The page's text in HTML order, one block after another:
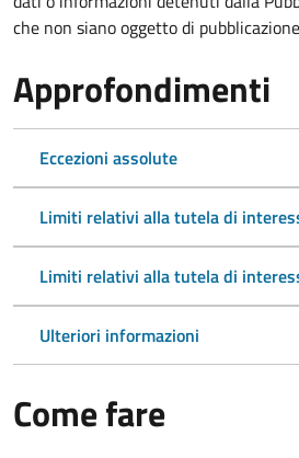
che non siano oggetto di
Approfondimenti
Eccezioni assolute
Limiti relativi alla tutela di
Limiti relativi alla tutela di
Ulteriori informazioni
Come fare